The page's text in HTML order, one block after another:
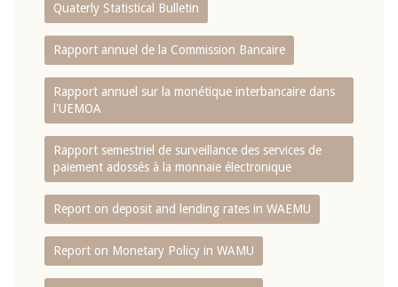
Quaterly Statistical Bulletin
Rapport annuel de la Commission Bancaire
Rapport annuel sur la monétique interbancaire dans
l'UEMOA
Rapport semestriel de surveillance des services de
paiement adossés à la monnaie électronique
Report on deposit and lending rates in WAEMU
Report on Monetary Policy in WAMU